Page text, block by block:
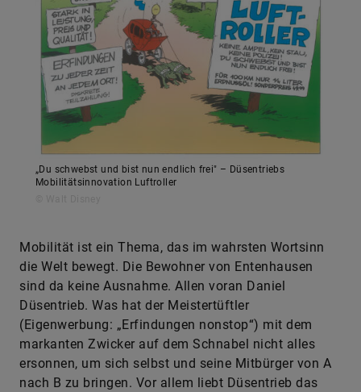
„Du schwebst und bist nun endlich frei" – Düsentriebs
Mobilitätsinnovation Luftroller
Mobilität ist ein Thema, das im wahrsten Wortsinn
die Welt bewegt. Die Bewohner von Entenhausen
sind da keine Ausnahme. Allen voran Daniel
Düsentrieb. Was hat der Meistertüftler
(Eigenwerbung: „Erfindungen nonstop“) mit dem
markanten Zwicker auf dem Schnabel nicht alles
ersonnen, um sich selbst und seine Mitbürger von A
nach B zu bringen. Vor allem liebt Düsentrieb das